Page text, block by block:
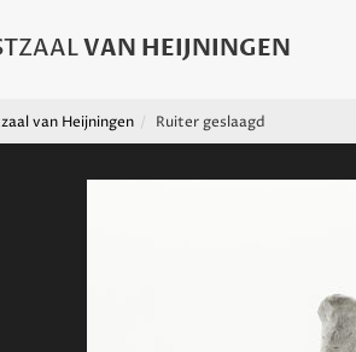
van Heijningen Ruiter geslaagd